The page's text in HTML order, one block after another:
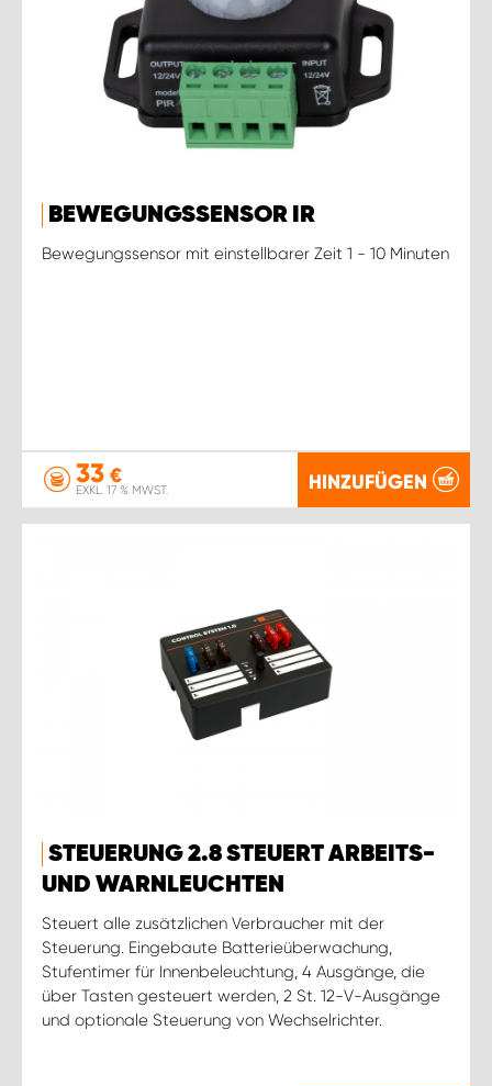
BEWEGUNGSSENSOR IR
Bewegungssensor mit einstellbarer Zeit 1 - 10 Minuten
33 €
EXKL. 17 % MWST. HINZUFÜGEN
STEUERUNG 2.8 STEUERT ARBEITS-
UND WARNLEUCHTEN
Steuert alle zusätzlichen Verbraucher mit der
Steuerung. Eingebaute Batterieüberwachung,
Stufentimer für Innenbeleuchtung, 4 Ausgänge, die
über Tasten gesteuert werden, 2 St. 12-V-Ausgänge
und optionale Steuerung von Wechselrichter.